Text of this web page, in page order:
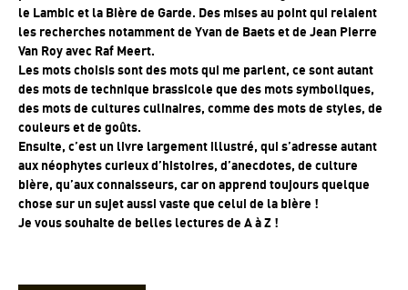
le Lambic et la Bière de Garde. Des mises au point qui relaient
les recherches notamment de Yvan de Baets et de Jean Pierre
Van Roy avec Raf Meert.
Les mots choisis sont des mots qui me parlent, ce sont autant
des mots de technique brassicole que des mots symboliques,
des mots de cultures culinaires, comme des mots de styles, de
couleurs et de goûts.
Ensuite, c’est un livre largement illustré, qui s’adresse autant
aux néophytes curieux d’histoires, d’anecdotes, de culture
bière, qu’aux connaisseurs, car on apprend toujours quelque
chose sur un sujet aussi vaste que celui de la bière !
Je vous souhaite de belles lectures de A à Z !